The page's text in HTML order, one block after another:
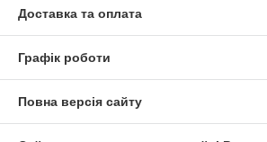
Доставка та оплата
Графік роботи
Повна версія сайту